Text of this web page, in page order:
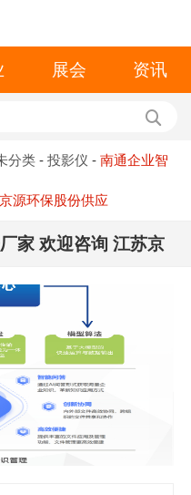
展会 资讯
分类 -投影仪 -南通企业智
源环保股份供应
家 欢迎咨询 江苏京